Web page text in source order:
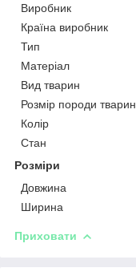
Виробник
Країна виробник
Тип
Матеріал
Вид тварин
Розмір породи тварин
Колір
Стан
Розміри
Довжина
Ширина
Приховати